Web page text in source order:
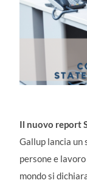
Il nuovo report
Gallup lancia un
persone e
mondo si